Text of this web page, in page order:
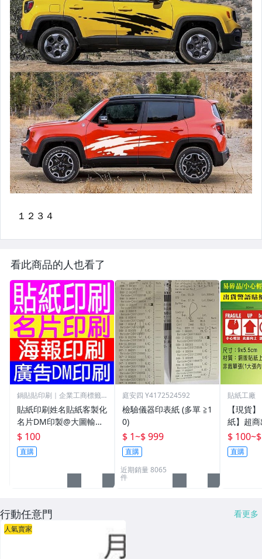
看此商品的人也看了
鍋貼貼印刷｜企業工商標籤
貼紙印刷姓名貼紙客製化
名片DM印製@大圖輸出.
電腦割字.海報印刷.廣告
行銷貼紙+產品標籤印刷
+創意造型貼紙設計+反
$ 100
直購
庭安四 Y4172524592
檢驗儀器印表紙 (多單 ≧1
0)
$ 1~$ 999
直購
近期銷量 8065
件
貼紙工廠
【現貨
紙】超
小心輕
向上/賣
品/寄貨
$ 100~
直購
行動任意門 看更多
人氣賣家